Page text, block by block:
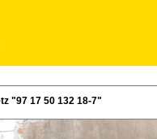
"97 17 50 132 18-7"